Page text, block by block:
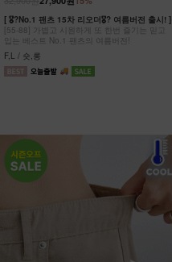
[ 🎖?No.1 팬츠 15차 리오더🎖? 여름버전 출시! ]
[55-88] 가볍고 시원하게 또 한번 즐기는 믿고
입는 베스트 No.1 팬츠의 여름버전!
F,L / 숏,롱